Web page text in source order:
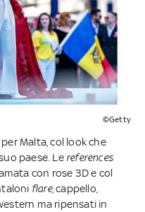
©Getty
per Malta, col look che
paese. Le references
con rose 3D e col
flare, cappello,
ma ripensati in